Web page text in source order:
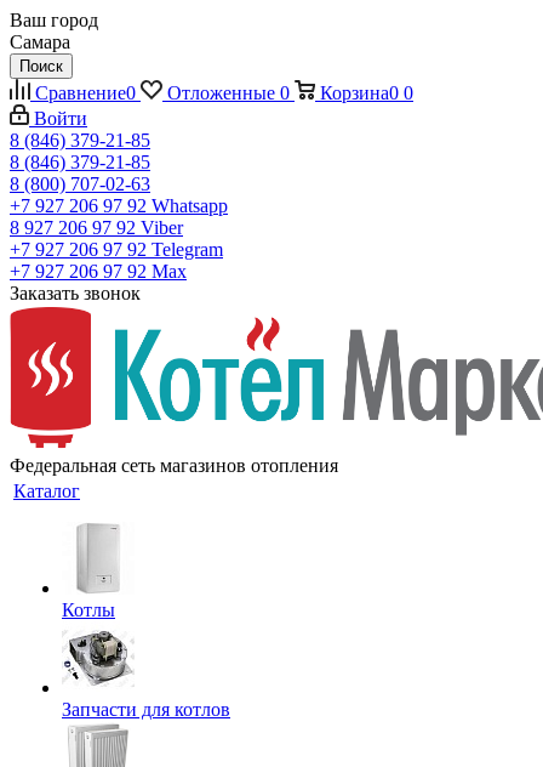
Ваш город
Самара
Поиск
Сравнение0 Отложенные 0 Корзина0 0
Войти
8 (846) 379-21-85
8 (846) 379-21-85
8 (800) 707-02-63
+7 927 206 97 92 Whatsapp
8 927 206 97 92 Viber
+7 927 206 97 92 Telegram
+7 927 206 97 92 Max
Заказать звонок
Федеральная сеть магазинов отопления
Каталог
Котлы
Запчасти для котлов